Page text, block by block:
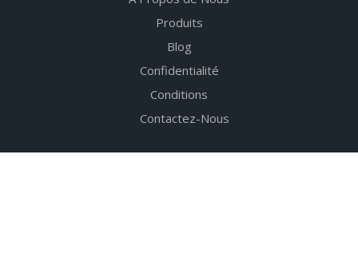
Produits
Blog
Confidentialité
Conditions
Contactez-Nous